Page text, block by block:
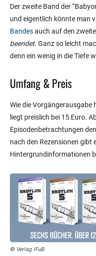
Der zweite Band der
und eigentlich könnte man
Bandesauch auf den
beendet. Ganz so leicht
denn ein wenig in die Tiefe
Umfang & Preis
Wie die Vorgängerausgabe
liegt preislich bei 15 Euro.
Episodenbetrachtungen
nach den Rezensionen gibt
Hintergrundinformationen
© Verlag iFuB